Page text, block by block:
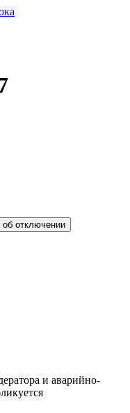
об отключении
и аварийно-